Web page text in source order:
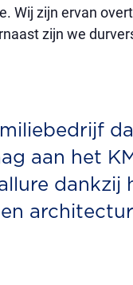
Wij zijn ervan
zijn we
aan het
dankzij